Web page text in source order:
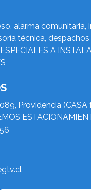
alarma comunitaria,
técnica,
A
Providencia